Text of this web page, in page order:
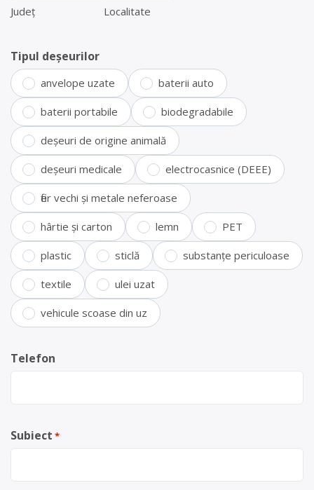
Județ Localitate
Tipul deșeurilor
anvelope uzate baterii auto
baterii portabile biodegradabile
deșeuri de origine animală
deșeuri medicale electrocasnice (DEEE)
fier vechi și metale neferoase
hârtie și carton lemn PET
plastic sticlă substanțe periculoase
textile ulei uzat
vehicule scoase din uz
Telefon
Subiect *